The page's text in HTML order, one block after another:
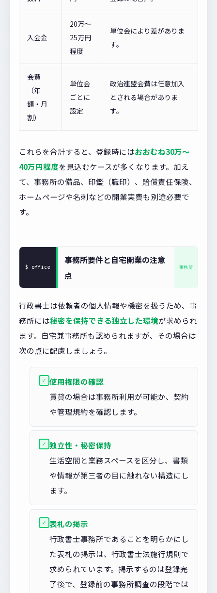
入会金
20万〜
25万円
程度
単位会により差がありま
す。
会費
（年
額・月
割）
単位会
ごとに
設定
政治連盟会費は任意加入
とされる場合がありま
す。
これらを合計すると、登録時にはおおむね30万〜
40万円程度を見込むケースが多くなります。加え
て、事務所の備品、印鑑（職印）、賠償責任保険、
ホームページや名刺などの開業実費も別途必要で
す。
事務所要件と自宅開業の注意
点
行政書士は依頼者の個人情報や機密を扱うため、事
務所には秘密を保持できる独立した環境が求められ
ます。自宅兼事務所も認められますが、その場合は
次の点に配慮しましょう。
✓ 使用権限の確認
賃貸の場合は事務所利用が可能か、契約
や管理規約を確認します。
✓ 独立性・秘密保持
生活空間と業務スペースを区分し、書類
や情報が第三者の目に触れない構造にし
ます。
✓ 表札の掲示
行政書士事務所であることを明らかにし
た表札の掲示は、行政書士法施行規則で
求められています。掲示するのは登録完
了後で、登録前の事務所調査の段階では